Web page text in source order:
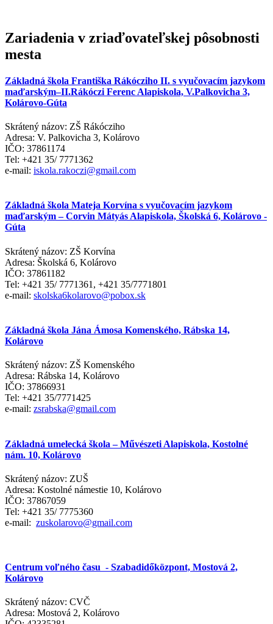
Zariadenia v zriaďovateľskej pôsobnosti
mesta
Základná škola Františka Rákócziho II. s vyučovacím jazykom
maďarským–II.Rákóczi Ferenc Alapiskola, V.Palkovicha 3,
Kolárovo-Gúta
Skrátený názov: ZŠ Rákócziho
Adresa: V. Palkovicha 3, Kolárovo
IČO: 37861174
Tel: +421 35/ 7771362
e-mail: iskola.rakoczi@gmail.com
Základná škola Mateja Korvína s vyučovacím jazykom
maďarským – Corvin Mátyás Alapiskola, Školská 6, Kolárovo -
Gúta
Skrátený názov: ZŠ Korvína
Adresa: Školská 6, Kolárovo
IČO: 37861182
Tel: +421 35/ 7771361, +421 35/7771801
e-mail: skolska6kolarovo@pobox.sk
Základná škola Jána Ámosa Komenského, Rábska 14,
Kolárovo
Skrátený názov: ZŠ Komenského
Adresa: Rábska 14, Kolárovo
IČO: 37866931
Tel: +421 35/7771425
e-mail: zsrabska@gmail.com
Základná umelecká škola – Művészeti Alapiskola, Kostolné
nám. 10, Kolárovo
Skrátený názov: ZUŠ
Adresa: Kostolné námestie 10, Kolárovo
IČO: 37867059
Tel: +421 35/ 7775360
e-mail: zuskolarovo@gmail.com
Centrum voľného času - Szabadidőközpont, Mostová 2,
Kolárovo
Skrátený názov: CVČ
Adresa: Mostová 2, Kolárovo